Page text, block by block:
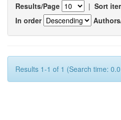
Results/Page | Sort
In order
Results 1-1 of 1 (Search time: